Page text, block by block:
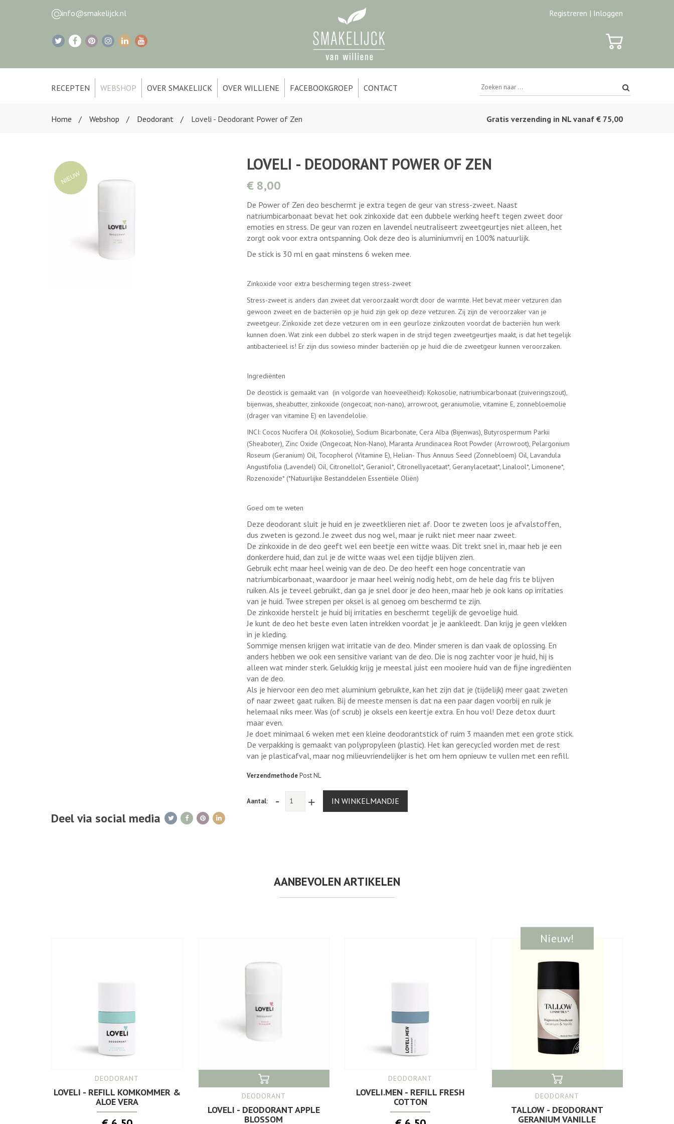
info@smakelijck.nl Registreren | Inloggen
RECEPTEN WEBSHOP OVER SMAKELIJCK OVER WILLIENE FACEBOOKGROEP CONTACT
Home Webshop Deodorant Loveli - Deodorant Power of Zen Gratis verzending in NL vanaf € 75,00
LOVELI - DEODORANT POWER OF ZEN
€ 8,00
De Power of Zen deo beschermt je extra tegen de geur van stress-zweet. Naast
natriumbicarbonaat bevat het ook zinkoxide dat een dubbele werking heeft tegen zweet door
emoties en stress. De geur van rozen en lavendel neutraliseert zweetgeurtjes niet alleen, het
zorgt ook voor extra ontspanning. Ook deze deo is aluminiumvrij en 100% natuurlijk.
De stick is 30 ml en gaat minstens 6 weken mee.
Zinkoxide voor extra bescherming tegen stress-zweet
Stress-zweet is anders dan zweet dat veroorzaakt wordt door de warmte. Het bevat meer vetzuren dan
gewoon zweet en de bacteriën op je huid zijn gek op deze vetzuren. Zij zijn de veroorzaker van je
zweetgeur. Zinkoxide zet deze vetzuren om in een geurloze zinkzouten voordat de bacteriën hun werk
kunnen doen.Wat zink een dubbel zo sterk wapen in de strijd tegen zweetgeurtjes maakt, is dat het tegelijk
antibacterieel is! Er zijn dus sowieso minder bacteriën op je huid die de zweetgeur kunnen veroorzaken.
Ingrediënten
De deostick is gemaakt van (in volgorde van hoeveelheid): Kokosolie, natriumbicarbonaat (zuiveringszout),
bijenwas, sheabutter, zinkoxide (ongecoat, non-nano), arrowroot, geraniumolie, vitamine E, zonnebloemolie
(drager van vitamine E) en lavendelolie.
INCI: Cocos Nucifera Oil (Kokosolie), Sodium Bicarbonate, Cera Alba (Bijenwas), Butyrospermum Parkii
(Sheaboter), Zinc Oxide (Ongecoat, Non-Nano), Maranta Arundinacea Root Powder (Arrowroot), Pelargonium
Roseum (Geranium) Oil, Tocopherol (Vitamine E), Helian- Thus Annuus Seed (Zonnebloem) Oil, Lavandula
Angustifolia (Lavendel) Oil, Citronellol*, Geraniol*, Citronellyacetaat*, Geranylacetaat*, Linalool*, Limonene*,
Rozenoxide* (*Natuurlijke Bestanddelen Essentiële Oliën)
Goed om te weten
Deze deodorant sluit je huid en je zweetklieren niet af. Door te zweten loos je afvalstoffen,
dus zweten is gezond. Je zweet dus nog wel, maar je ruikt niet meer naar zweet.
De zinkoxide in de deo geeft wel een beetje een witte waas. Dit trekt snel in, maar heb je een
donkerdere huid, dan zul je de witte waas wel een tijdje blijven zien.
Gebruik echt maar heel weinig van de deo. De deo heeft een hoge concentratie van
natriumbicarbonaat, waardoor je maar heel weinig nodig hebt, om de hele dag fris te blijven
ruiken. Als je teveel gebruikt, dan ga je snel door je deo heen, maar heb je ook kans op irritaties
van je huid. Twee strepen per oksel is al genoeg om beschermd te zijn.
De zinkoxide herstelt je huid bij irritaties en beschermt tegelijk de gevoelige huid.
Je kunt de deo het beste even laten intrekken voordat je je aankleedt. Dan krijg je geen vlekken
in je kleding.
Sommige mensen krijgen wat irritatie van de deo. Minder smeren is dan vaak de oplossing. En
anders hebben we ook een sensitive variant van de deo. Die is nog zachter voor je huid, hij is
alleen wat minder sterk. Gelukkig krijg je meestal juist een mooiere huid van de fijne ingrediënten
van de deo.
Als je hiervoor een deo met aluminium gebruikte, kan het zijn dat je (tijdelijk) meer gaat zweten
of naar zweet gaat ruiken. Bij de meeste mensen is dat na een paar dagen voorbij en ruik je
helemaal niks meer. Was (of scrub) je oksels een keertje extra. En hou vol! Deze detox duurt
maar even.
Je doet minimaal 6 weken met een kleine deodorantstick of ruim 3 maanden met een grote stick.
De verpakking is gemaakt van polypropyleen (plastic). Het kan gerecycled worden met de rest
van je plasticafval, maar nog milieuvriendelijker is het om hem opnieuw te vullen met een refill.
VerzendmethodePost NL
Aantal: - + IN WINKELMANDJE
Deel via social media
AANBEVOLEN ARTIKELEN
DEODORANT
LOVELI - REFILL KOMKOMMER &
ALOE VERA
DEODORANT
LOVELI - DEODORANT APPLE
BLOSSOM
DEODORANT
LOVELI.MEN - REFILL FRESH
COTTON
Nieuw!
DEODORANT
TALLOW - DEODORANT
GERANIUM VANILLE